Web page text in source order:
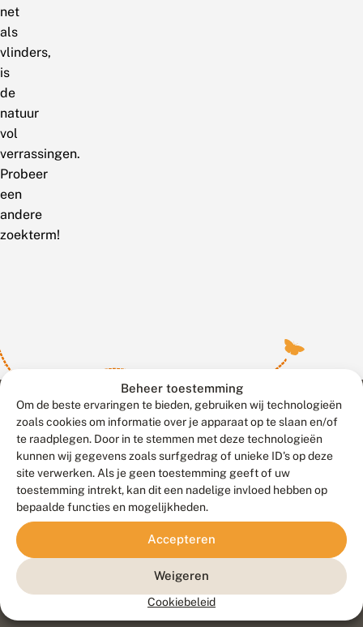
Beheer toestemming
Om de beste ervaringen te bieden, gebruiken wij technologieën
zoals cookies om informatie over je apparaat op te slaan en/of
te raadplegen. Door in te stemmen met deze technologieën
kunnen wij gegevens zoals surfgedrag of unieke ID's op deze
site verwerken. Als je geen toestemming geeft of uw
toestemming intrekt, kan dit een nadelige invloed hebben op
bepaalde functies en mogelijkheden.
Accepteren
Weigeren
Cookiebeleid
net
als
vlinders,
is
de
natuur
vol
verrassingen.
Probeer
een
andere
zoekterm!
Contact
Veelgestelde vragen
Doneer
Meld waarnemingen© 2026 Vlinderstichting
Duurzaam ontwikkeld door
Go2People
, ontworpen door
Blue Field Agency
Privacy
Disclaimer
Sitemap